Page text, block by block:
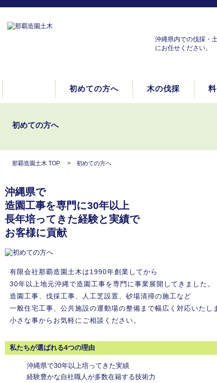
沖縄県内での伐採・
にお任せください。
初めての方へ 木の伐採
初めての方へ
那覇造園土木 TOP > 初めての方へ
沖縄県で
造園工事を専門に30年以上
長年培ってきた経験と実績で
お客様に貢献
有限会社那覇造園土木は1990年創業してから
30年以上地元沖縄で造園工事を専門に事業展開してきました。
造園工事、伐採工事、人工芝設置、砂場清掃の施工など
一般住宅工事、公共施設の運動場の整備まで幅広く対応いたし
小さな事からお気軽にご相談ください。
私たちが選ばれる4つの理由
沖縄県で30年以上培ってきた実績
経験豊かな自社職人が多数在籍する技術力